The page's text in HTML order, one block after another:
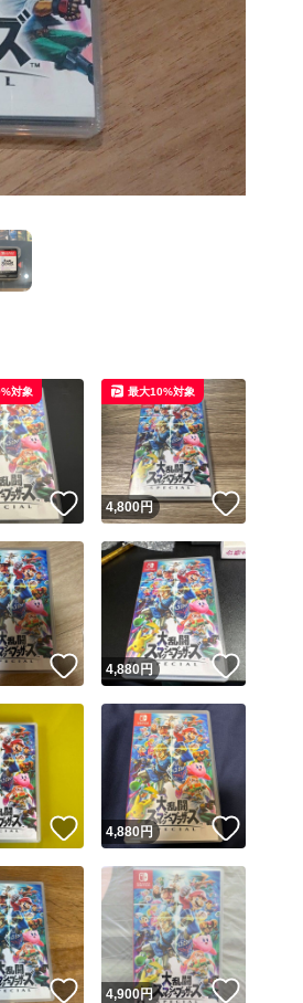
いいね！
対象
4,800円 いいね！
最大10%対象
いいね！
4,880 円
いいね！
4,880円
いいね！
4,900円 いいね！